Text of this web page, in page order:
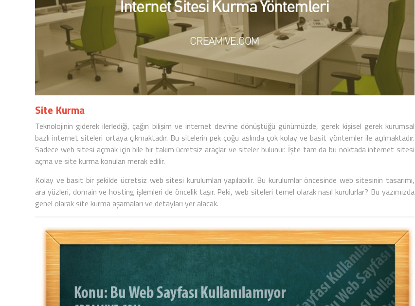
Site Kurma
Teknolojinin giderek ilerlediği, çağın bilişim ve internet devrine dönüştüğü günümüzde, gerek kişisel gerek kurumsal
bazlı internet siteleri ortaya çıkmaktadır. Bu sitelerin pek çoğu aslında çok kolay ve basit yöntemler ile açılmaktadır.
Sadece web sitesi açmak için bile bir takım ücretsiz araçlar ve siteler bulunur. İşte tam da bu noktada internet sitesi
açmave site kurma konuları merak edilir.
Kolay ve basit bir şekilde ücretsiz web sitesi kurulumları yapılabilir. Bu kurulumlar öncesinde web sitesinin tasarımı,
ara yüzleri, domain ve hosting işlemleri de öncelik taşır. Peki, web siteleri temel olarak nasıl kurulurlar? Bu yazımızda
genel olarak site kurma aşamaları ve detayları yer alacak.